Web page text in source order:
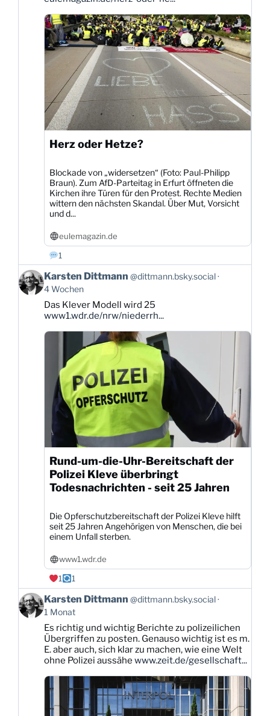
Bluesky
ansehen
Herz oder Hetze?
Blockade von „widersetzen“ (Foto: Paul-Philipp
Braun). Zum AfD-Parteitag in Erfurt öffneten die
Kirchen ihre Türen für den Protest. Rechte Medien
wittern den nächsten Skandal. Über Mut, Vorsicht
und d...
eulemagazin.de
1
Beitrag
von
Karsten
Dittmann
Bluesky
Karsten Dittmann @dittmann.bsky.social
4 Wochen
Das Klever Modell wird 25
www1.wdr.de/nrw/niederrh...
Rund-um-die-Uhr-Bereitschaft der
Polizei Kleve überbringt
Todesnachrichten - seit 25 Jahren
Die Opferschutzbereitschaft der Polizei Kleve hilft
seit 25 Jahren Angehörigen von Menschen, die bei
einem Unfall sterben.
www1.wdr.de
1
1
Beitrag
von
Karsten
Dittmann
Bluesky
ansehen
Karsten Dittmann @dittmann.bsky.social
1 Monat
Es richtig und wichtig Berichte zu polizeilichen
Übergriffen zu posten. Genauso wichtig ist es m.
E. aber auch, sich klar zu machen, wie eine Welt
ohne Polizei aussähe www.zeit.de/gesellschaft...